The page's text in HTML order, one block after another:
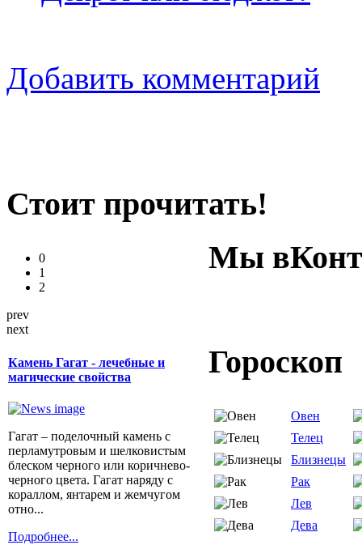
Добавить комментарий
Стоит прочитать!
0
1
2
prev
next
Камень Гагат - лечебные и
магические свойства
Гагат – поделочный камень с
перламутровым и шелковистым
блеском черного или коричнево-
черного цвета. Гагат наряду с
кораллом, янтарем и жемчугом
отно...
Подробнее...
Мы
Гороскоп
Овен
Телец
Близнецы
Рак
Лев
Дева